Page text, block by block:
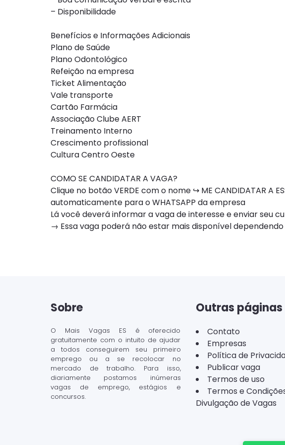
– Disponibilidade
Benefícios e Informações Adicionais
Plano de Saúde
Plano Odontológico
Refeição na empresa
Ticket Alimentação
Vale transporte
Cartão Farmácia
Associação Clube AERT
Treinamento Interno
Crescimento profissional
Cultura Centro Oeste
COMO SE CANDIDATAR A VAGA?
Clique no botão VERDE com o nome ↪ ME CANDIDATAR A
automaticamente para o WHATSAPP da empresa
Lá você deverá informar a vaga de interesse e enviar seu
→ Essa vaga poderá não estar mais disponível
Sobre
O Mais Vagas ES é oferecido
gratuitamente com o intuito de ajudar
a todos conseguirem seu primeiro
emprego ou a se recolocar no
mercado de trabalho. Para isso,
diariamente postamos inúmeras
vagas de emprego, estágios e
concursos.
Outras páginas
Contato
Empresas
Política de
Publicar vaga
Termos de uso
Termos e
Divulgação de Vagas